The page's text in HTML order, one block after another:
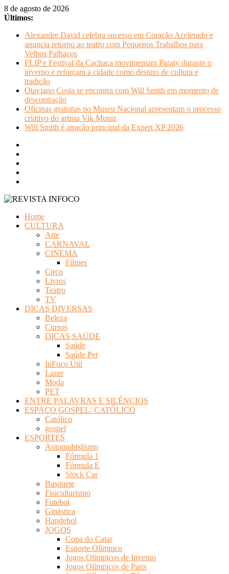
Pular
para
conteúdo
8 de agosto de 2026
Últimos:
Alexandre David celebra sucesso em Coração Acelerado e
anuncia retorno ao teatro com Pequenos Trabalhos para
Velhos Palhaços
FLIP e Festival da Cachaça movimentam Paraty durante o
inverno e reforçam a cidade como destino de cultura e
tradição
Otaviano Costa se encontra com Will Smith em momento de
descontração
Oficinas gratuitas no Museu Nacional apresentam o processo
criativo do artista Vik Muniz
Will Smith é atração principal da Expert XP 2026
INFOCO
Home
CULTURA
Arte
CARNAVAL
CINEMA
Filmes
Circo
Livros
Teatro
TV
DICAS DIVERSAS
Beleza
Cursos
DICAS SAÚDE
Saúde
Saúde Pet
InFoco Útil
Lazer
Moda
PET
ENTRE PALAVRAS E SILÊNCIOS
ESPAÇO GOSPEL/ CATÓLICO
Católico
gospel
ESPORTES
Automobislismo
Fórmula 1
Fórmula E
Stock Car
Basquete
Fisiculturismo
Futebol
Ginástica
Handebol
JOGOS
Copa do Catar
Esporte Olímpico
Jogos Olímpicos de Inverno
Jogos Olímpicos de Paris